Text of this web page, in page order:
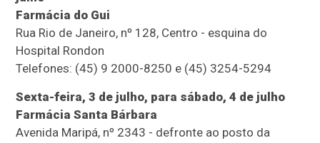
Farmácia do Gui
Rua Rio de Janeiro, nº 128, Centro - esquina do
Hospital Rondon
Telefones: (45) 9 2000-8250 e (45) 3254-5294
Sexta-feira, 3 de julho, para sábado, 4 de julho
Farmácia Santa Bárbara
Avenida Maripá, nº 2343 - defronte ao posto da